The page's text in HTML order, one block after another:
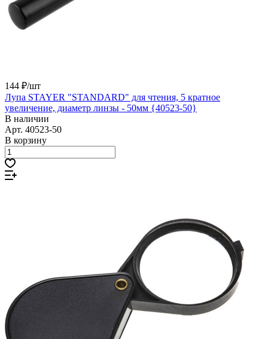
144 ₽/шт
Лупа STAYER "STANDARD" для чтения, 5 кратное
увеличение, диаметр линзы - 50мм {40523-50}
В наличии
Арт. 40523-50
В корзину